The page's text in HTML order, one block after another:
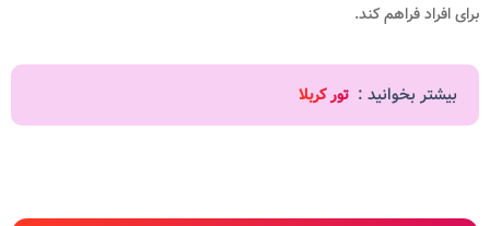
برای افراد فراهم کند.
بیشتر بخوانید : تور کربلا